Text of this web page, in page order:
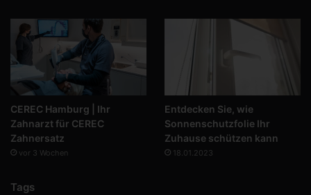
CEREC Hamburg | Ihr
Zahnarzt für CEREC
Zahnersatz
vor 3 Wochen
Entdecken Sie, wie
Sonnenschutzfolie Ihr
Zuhause schützen kann
18.01.2023
Tags